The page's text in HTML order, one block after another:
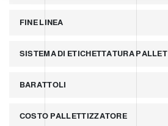
FINE LINEA
SISTEMA DI ETICHETTATURA PALLET
BARATTOLI
COSTO PALLETTIZZATORE